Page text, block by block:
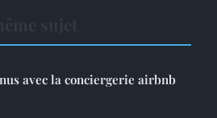
avec la conciergerie airbnb